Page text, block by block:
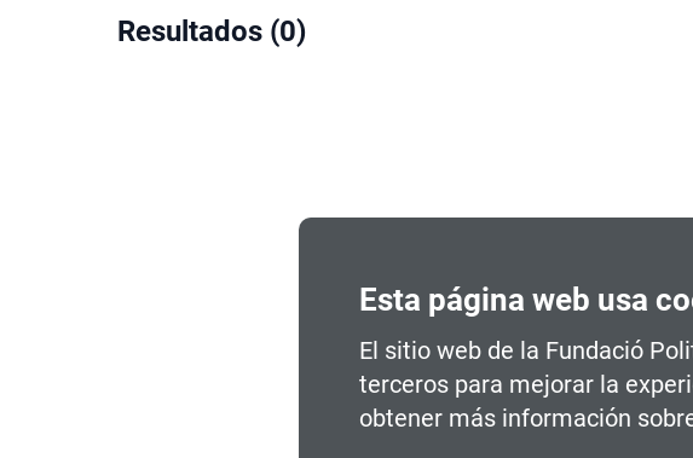
Esta página web usa
El sitio web de la Fundació
terceros para mejorar la
obtener más información
Resultados (0)
No se han encontrado
Intenta